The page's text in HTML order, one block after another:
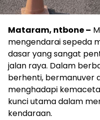
Mataram, ntbone –
mengendarai sepeda
dasar yang sangat
jalan raya. Dalam
berhenti, bermanuver
menghadapi
kunci utama dalam
kendaraan.